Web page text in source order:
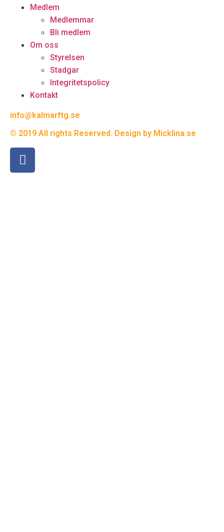
Medlem
Medlemmar
Bli medlem
Om oss
Styrelsen
Stadgar
Integritetspolicy
Kontakt
info@kalmarftg.se
© 2019 All rights Reserved. Design by Micklina.se